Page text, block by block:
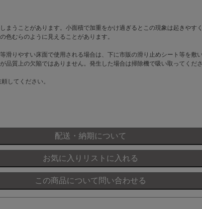
うことがあります。小面積で加重をかけ過ぎるとこの現象は起きやすく
色むらのように見えることがあります。
りやすい床面で使用される場合は、下に市販の滑り止めシート等を敷い
質上の欠陥ではありません。発生した場合は掃除機で吸い取ってくださ
してください。